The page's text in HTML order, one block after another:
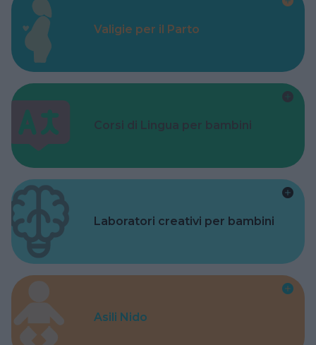
Valigie per il Parto
Corsi di Lingua per bambini
Laboratori creativi per bambini
Asili Nido